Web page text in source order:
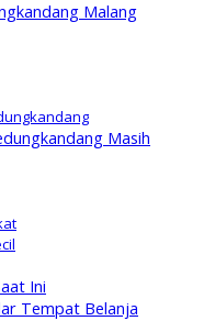
Malang
Masih
Ini
Tempat Belanja